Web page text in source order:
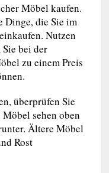
Möbel kaufen.
Dinge, die Sie im
Nutzen
bei der
zu einem Preis
überprüfen Sie
sehen oben
Ältere Möbel
Rost